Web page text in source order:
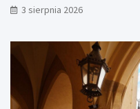
3 sierpnia 2026